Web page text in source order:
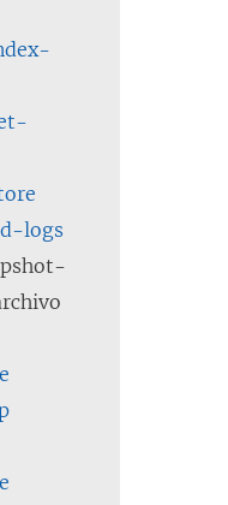
logs